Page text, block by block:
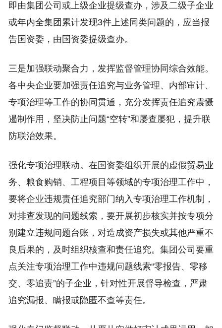
即由集团公司或上级企业提级查办，涉及二级子企业
或年内全集团累计发现3件上述同类问题的，应当报
告国资委，由国资委提级查办。
三是加强联动聚合力，发挥监督管理协同综合效能。
各中央企业要加强责任追究与业务管理、内部审计、
专项治理等工作的协同贯通，充分发挥责任追究震慑
遏制作用，坚决防止问题“空转”和屡查屡犯，提升联
防联治效果。
强化专项治理联动。在国资委组织开展的虚假贸易业
务、粮食购销、工程项目等领域的专项治理工作中，
要将企业违规责任追究部门纳入专项治理工作机制，
对排查发现的问题线索，要开展初步核实并按专项分
别建立违规问题台账，对造成资产损失或其他严重不
良后果的，及时组织核查和责任追究。集团公司要重
点关注专项治理工作中违规问题线索“零报告、零移
交、零追责”的子企业，针对性开展督导检查，严肃
追究漏报、瞒报或隐匿不查等责任。